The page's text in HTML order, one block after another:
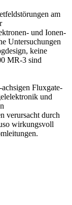
am
und Ionen-
Untersuchungen
keine
MR-3 sind
Fluxgate-
und
verursacht durch
wirkungsvoll